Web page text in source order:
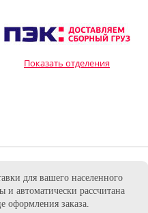
Показать отделения
для вашего населенного
и автоматически рассчитана
оформления заказа.